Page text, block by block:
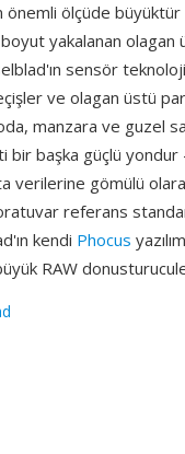
önemli ölçüde
yakalanan olagan
sensör
ve olagan üstü
manzara ve guzel
bir başka güçlü
verilerine gömülü
referans
kendi Phocus
RAW